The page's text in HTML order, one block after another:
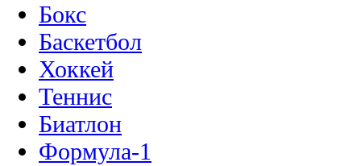
Бокс
Баскетбол
Хоккей
Теннис
Биатлон
Формула-1